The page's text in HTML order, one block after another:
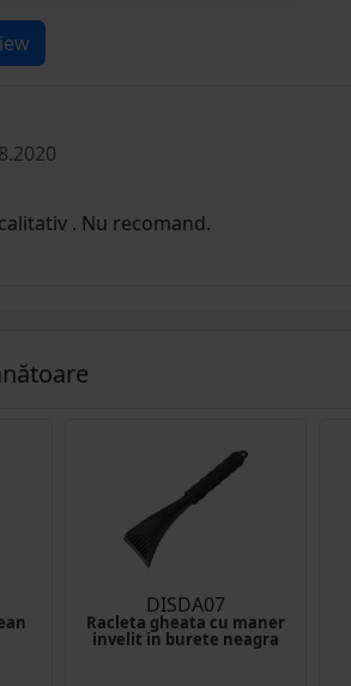
. Nu recomand.
DISDA07
Racleta gheata cu maner
invelit in burete neagra